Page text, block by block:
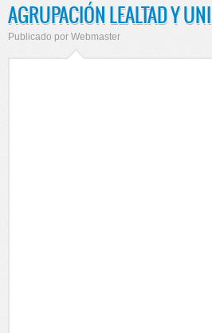
AGRUPACIÓN LEALTAD Y
Publicado por Webmaster